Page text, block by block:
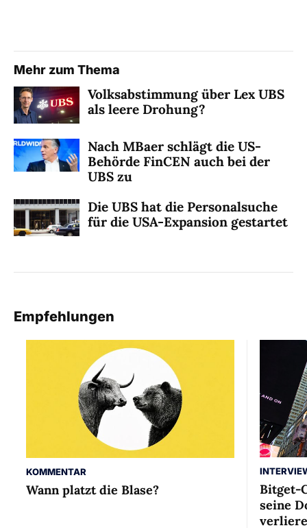
Mehr zum Thema
Volksabstimmung über Lex UBS
als leere Drohung?
Nach MBaer schlägt die US-
Behörde FinCEN auch bei der
UBS zu
Die UBS hat die Personalsuche
für die USA-Expansion gestartet
Empfehlungen
KOMMENTAR
Wann platzt die Blase?
Bitget-
seine